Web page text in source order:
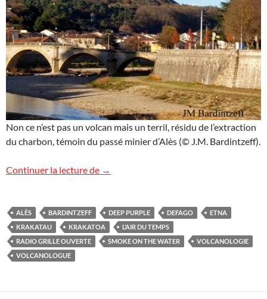
Non ce n’est pas un volcan mais un terril, résidu de l’extraction
du charbon, témoin du passé minier d’Alès (© J.M. Bardintzeff).
Continuer la lecture de Radio “L’air du temps” à Alès
→
ALÈS BARDINTZEFF DEEP PURPLE DEFAGO
ETNA
KRAKATAU
KRAKATOA
L’AIR DU TEMPS
RADIO GRILLE OUVERTE
SMOKE ON THE WATER
VOLCANOLOGIE
VOLCANOLOGUE